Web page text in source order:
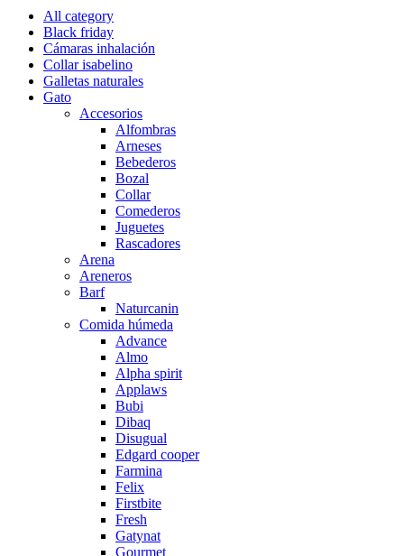
All category
Black friday
Cámaras inhalación
Collar isabelino
Galletas naturales
Gato
Accesorios
Alfombras
Arneses
Bebederos
Bozal
Collar
Comederos
Juguetes
Rascadores
Arena
Areneros
Barf
Naturcanin
Comida húmeda
Advance
Almo
Alpha spirit
Applaws
Bubi
Dibaq
Disugual
Edgard cooper
Farmina
Felix
Firstbite
Fresh
Gatynat
Gourmet